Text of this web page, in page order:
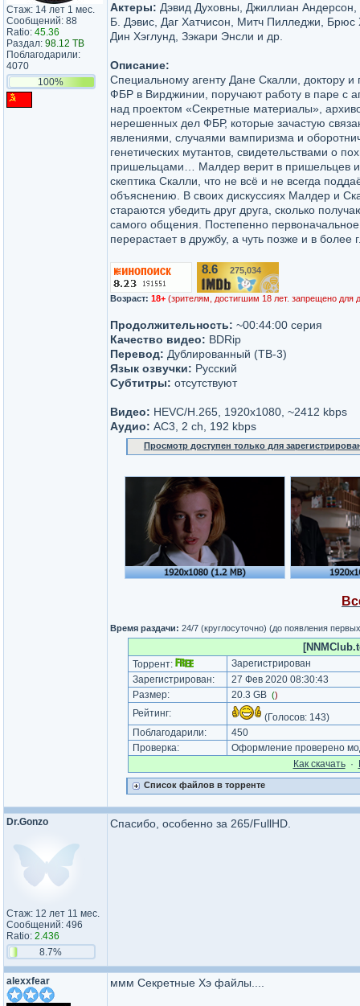
Стаж: 14 лет 1 мес.
Сообщений: 88
Ratio: 45.36
Раздал: 98.12 TB
Поблагодарили:
4070
100%
Актеры: Дэвид Духовны, Джиллиан
Б. Дэвис, Даг Хатчисон, Митч Пилледжи, Брюс
Дин Хэглунд, Зэкари Энсли и др.
Описание:
Специальному агенту Дане Скалли, доктору
ФБР в Вирджинии, поручают работу в паре с
над проектом «Секретные материалы»,
нерешенных дел ФБР, которые зачастую
явлениями, случаями вампиризма и
генетических мутантов, свидетельствами о
пришельцами… Малдер верит в пришельцев и
скептика Скалли, что не всё и не всегда
объяснению. В своих дискуссиях Малдер и
стараются убедить друг друга, сколько
самого общения. Постепенно
перерастает в дружбу, а чуть позже и в более
8.6 275,034
Возраст: 18+ (зрителям, достигшим 18 лет. запрещено для
Продолжительность: ~00:44:00 серия
Качество видео: BDRip
Перевод: Дублированный (ТВ-3)
Язык озвучки: Русский
Субтитры: отсутствуют
Видео: HEVC/H.265, 1920х1080, ~2412 kbps
Аудио: AC3, 2 ch, 192 kbps
Просмотр доступен только для
Время раздачи: 24/7 (круглосуточно) (до появления
Торрент:
Зарегистрирован
Зарегистрирован:
27 Фев 2020 08:30:43
Размер:
20.3 GB ()
Рейтинг: (Голосов: 143)
Поблагодарили:
450
Проверка:
Оформление проверено
Как cкачать·
Список файлов в торренте
Dr.Gonzo
Стаж: 12 лет 11 мес.
Сообщений: 496
Ratio: 2.436
8.7%
Спасибо, особенно за 265/FullHD.
alexxfear ммм Секретные Хэ файлы....